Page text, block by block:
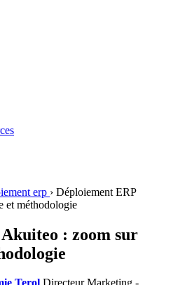
erp › Déploiement ERP
et méthodologie
: zoom sur